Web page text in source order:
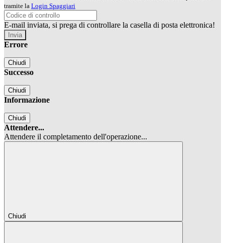
tramite la Login Spaggiari
E-mail inviata, si prega di controllare la casella di posta elettronica!
Errore
Chiudi
Successo
Chiudi
Informazione
Chiudi
Attendere...
Attendere il completamento dell'operazione...
Chiudi